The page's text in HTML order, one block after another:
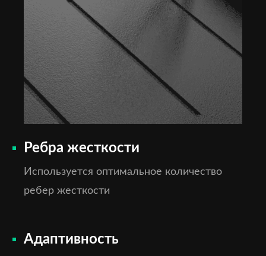
Ребра жесткости
Используется оптимальное количество
ребер жесткости
Адаптивность